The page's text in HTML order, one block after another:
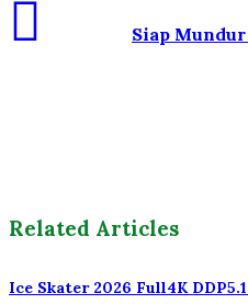
Siap
Related Articles
Ice Skater 2026 Full4K